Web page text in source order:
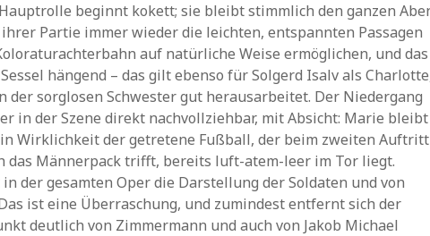
beginnt kokett; sie bleibt stimmlich den ganzen
Partie immer wieder die leichten, entspannten Passagen
auf natürliche Weise ermöglichen, und das
hängend – das gilt ebenso für Solgerd Isalv als
der sorglosen Schwester gut herausarbeitet. Der Niedergang
in der Szene direkt nachvollziehbar, mit Absicht: Marie bleibt
Wirklichkeit der getretene Fußball, der beim zweiten Auftritt
das Männerpack trifft, bereits luft-atem-leer im Tor liegt.
der gesamten Oper die Darstellung der Soldaten und von
ist eine Überraschung, und zumindest entfernt sich der
deutlich von Zimmermann und auch von Jakob Michael